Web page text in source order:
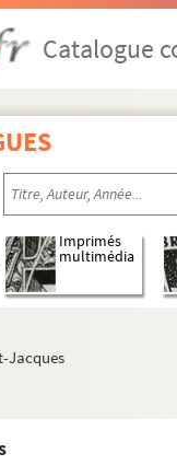
Catalogue
Imprimés
multimédia
Jacques
et panoramas
et instituts culturels